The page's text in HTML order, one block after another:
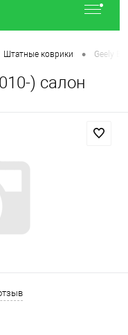
Штатные коврики • Geely
) салон